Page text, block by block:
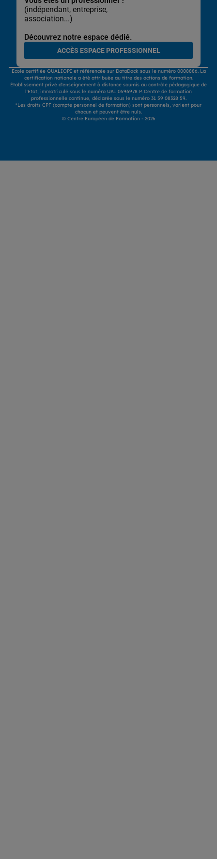
(indépendant, entreprise,
association...)
Découvrez notre espace dédié.
ACCÈS ESPACE PROFESSIONNEL
Ecole certifiée QUALIOPI et référencée sur DataDock sous le numéro 0008886. La
certification nationale a été attribuée au titre des actions de formation.
Établissement privé d'enseignement à distance soumis au contrôle pédagogique de
l'Etat, immatriculé sous le numéro UAI 0596978 P. Centre de formation
professionnelle continue, déclarée sous le numéro 31 59 08328 59.
*Les droits CPF (compte personnel de formation) sont personnels, varient pour
chacun et peuvent être nuls.
© Centre Européen de Formation - 2026